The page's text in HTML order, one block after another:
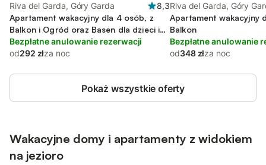
Riva del Garda, Góry Garda
8,3
Apartament wakacyjny dla 4 osób, z
Balkon i Ogród oraz Basen dla dzieci i
Widok na jezioro
Bezpłatne anulowanie rezerwacji
od292 złza noc
Riva del Garda, Góry
Apartament wakacyjny
Balkon
Bezpłatne anulowanie
od348 złza noc
Pokaż wszystkie oferty
Wakacyjne domy i apartamenty z widokiem
na jezioro